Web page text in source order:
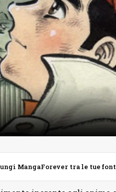
MangaForever tra le tue